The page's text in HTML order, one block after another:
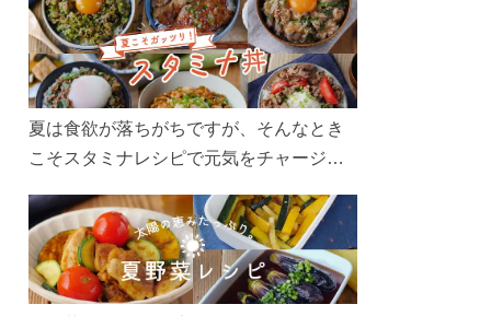
ん、製造現場や品質へのこだわりまで。
こめ油をもっと好きになるコンテンツを
ぜひお楽しみください。
夏は食欲が落ちがちですが、そんなとき
こそスタミナレシピで元気をチャージ！
リ食べて、夏バテを吹き飛ばしましょ
う！